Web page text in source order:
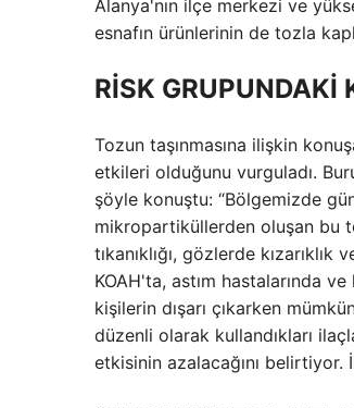
Alanya'nın ilçe merkezi ve
esnafın ürünlerinin de tozla
RİSK GRUPUNDAKİ
Tozun taşınmasına ilişkin
etkileri olduğunu vurguladı.
şöyle konuştu: “Bölgemizde
mikropartiküllerden oluşan bu
tıkanıklığı, gözlerde
KOAH'ta, astım hastalarında
kişilerin dışarı çıkarken
düzenli olarak kullandıkları
etkisinin azalacağını belirtiyor.